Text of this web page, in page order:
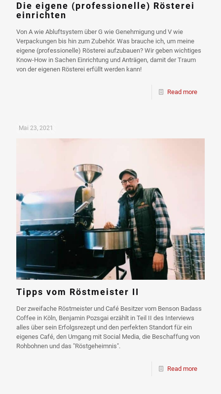
Die eigene (professionelle) Rösterei
einrichten
Von A wie Abluftsystem über G wie Genehmigung und V wie
Verpackungen bis hin zum Zubehör. Was brauche ich, um meine
eigene (professionelle) Rösterei aufzubauen? Wir geben wichtiges
Know-How in Sachen Einrichtung und Anträgen, damit der Traum
von der eigenen Rösterei erfüllt werden kann!
Read more
Mai 23, 2021
Tipps vom Röstmeister II
Der zweifache Röstmeister und Café Besitzer vom Benson Badass
Coffee in Köln, Benjamin Pozsgai erzählt in Teil II des Interviews
alles über sein Erfolgsrezept und den perfekten Standort für ein
eigenes Café, den Umgang mit Social Media, die Beschaffung von
Rohbohnen und das "Röstgeheimnis".
Read more